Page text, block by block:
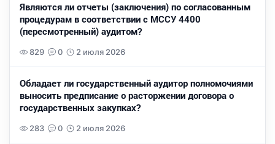
Являются ли отчеты (заключения) по согласованным
процедурам в соответствии с МССУ 4400
(пересмотренный) аудитом?
829 0 2 июля 2026
Обладает ли государственный аудитор полномочиями
выносить предписание о расторжении договора о
государственных закупках?
283 0 2 июля 2026